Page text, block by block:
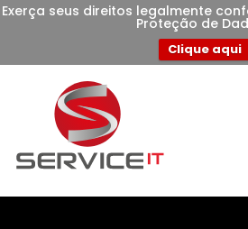
Exerça seus direitos legalmente
Proteção de
Clique aqui